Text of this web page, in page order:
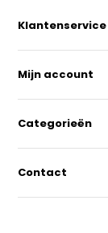
Klantenservice
Mijn account
Categorieën
Contact